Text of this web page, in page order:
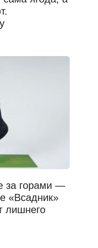
за горами —
«Всадник»
лишнего